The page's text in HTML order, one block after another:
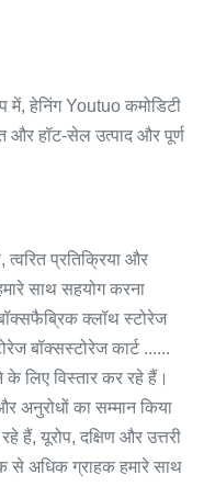
में, हेनिंग Youtuo कमोडिटी
और हॉट-सेल उत्पाद और पूर्ण
त्वरित प्रतिक्रिया और
साथ सहयोग करना
क्लॉथ स्टोरेज
बॉक्सस्टोरेज कार्ट ......
के लिए विस्तार कर रहे हैं।
का सम्मान किया
हैं, यूरोप, दक्षिण और उत्तरी
से अधिक ग्राहक हमारे साथ